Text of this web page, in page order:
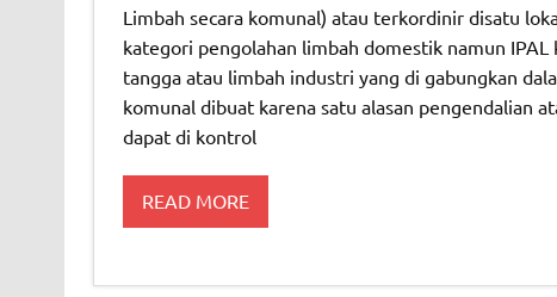
Limbah secara komunal) atau terkordinir disatu
kategori pengolahan limbah domestik namun
tangga atau limbah industri yang di gabungkan
komunal dibuat karena satu alasan pengendalian
dapat di kontrol
READ MORE